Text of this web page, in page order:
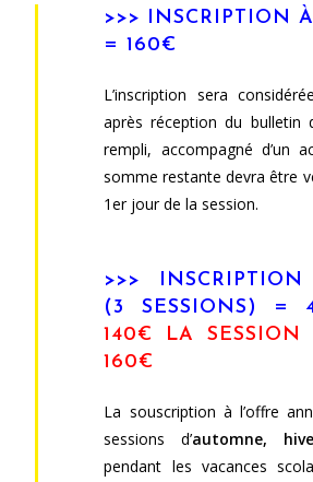
>>> INSCRIPTION
= 160€
L’inscription sera
après réception du bulletin
rempli, accompagné d’un
somme restante devra être
1er jour de la session.
>>>
(3 SESSIONS) =
140€ LA
160€
La souscription à l’offre
sessions d’automne,
pendant les vacances